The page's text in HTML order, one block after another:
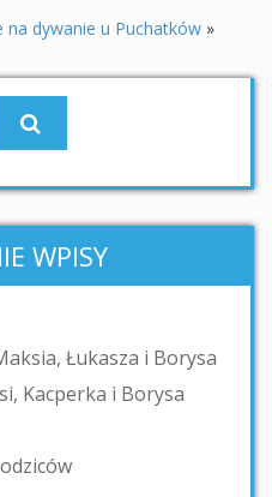
na dywanie u Puchatków»
WPISY
Łukasza i Borysa
Kacperka i Borysa